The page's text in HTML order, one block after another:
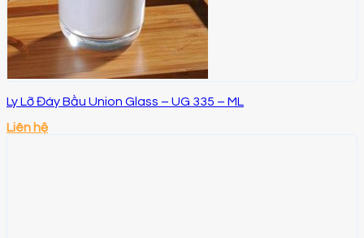
Ly Lỡ Đáy Bầu Union Glass – UG 335 – ML
Liên hệ